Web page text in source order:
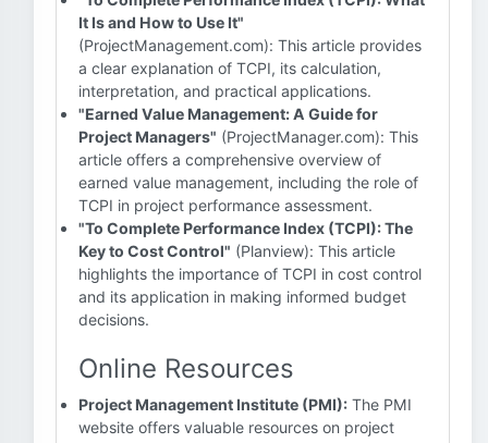
It Is and How to Use It"
(ProjectManagement.com): This article provides
a clear explanation of TCPI, its calculation,
interpretation, and practical applications.
"Earned Value Management: A Guide for
Project Managers" (ProjectManager.com): This
article offers a comprehensive overview of
earned value management, including the role of
TCPI in project performance assessment.
"To Complete Performance Index (TCPI): The
Key to Cost Control" (Planview): This article
highlights the importance of TCPI in cost control
and its application in making informed budget
decisions.
Online Resources
Project Management Institute (PMI): The PMI
website offers valuable resources on project